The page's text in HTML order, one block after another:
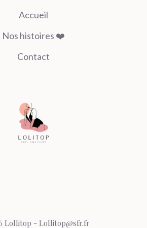
Accueil
Nos histoires ❤️
Contact
Lollitop - Lollitop@sfr.fr